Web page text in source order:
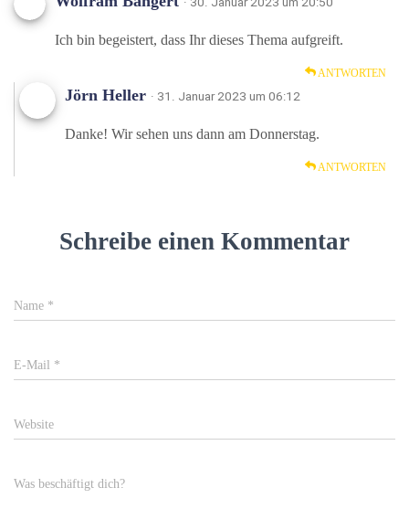
Ich bin begeistert, dass Ihr dieses Thema aufgreift.
ANTWORTEN
Jörn Heller · 31. Januar 2023 um 06:12
Danke! Wir sehen uns dann am Donnerstag.
ANTWORTEN
Schreibe einen Kommentar
Name *
E-Mail *
Website
Was beschäftigt dich?